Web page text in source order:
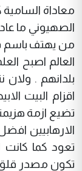
معاداة السامية
الصهيوني ما
من يهتف باسم
العالم اصبح
بلدانهم . ولان
اقزام البيت
تضيع ازمة
الارهابيين
تعود كما
تكون مصدر